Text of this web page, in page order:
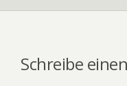
Schreibe